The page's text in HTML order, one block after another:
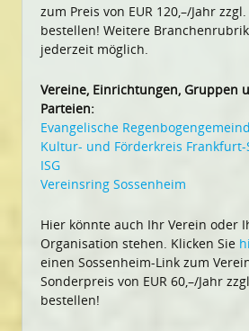
zum Preis von EUR 120,–/Jahr
bestellen! Weitere
jederzeit möglich.
Vereine, Einrichtungen, Gruppen
Parteien:
Evangelische
Kultur- und Förderkreis Frankfurt-
ISG
Vereinsring Sossenheim
Hier könnte auch Ihr Verein oder
Organisation stehen. Klicken Sie
einen Sossenheim-Link zum
Sonderpreis von EUR 60,–/Jahr
bestellen!